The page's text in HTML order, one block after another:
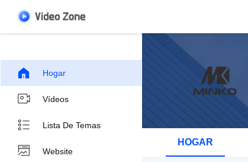
Hogar
Vídeos
Lista De Temas
Website
HOGAR